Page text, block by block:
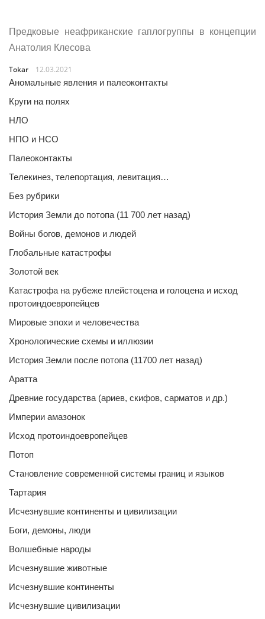
Предковые неафриканские гаплогруппы в концепции
Анатолия Клесова
Tokar
12.03.2021
Аномальные явления и палеоконтакты
Круги на полях
НЛО
НПО и НСО
Палеоконтакты
Телекинез, телепортация, левитация…
Без рубрики
История Земли до потопа (11 700 лет назад)
Войны богов, демонов и людей
Глобальные катастрофы
Золотой век
Катастрофа на рубеже плейстоцена и голоцена и исход
протоиндоевропейцев
Мировые эпохи и человечества
Хронологические схемы и иллюзии
История Земли после потопа (11700 лет назад)
Аратта
Древние государства (ариев, скифов, сарматов и др.)
Империи амазонок
Исход протоиндоевропейцев
Потоп
Становление современной системы границ и языков
Тартария
Исчезнувшие континенты и цивилизации
Боги, демоны, люди
Волшебные народы
Исчезнувшие животные
Исчезнувшие континенты
Исчезнувшие цивилизации